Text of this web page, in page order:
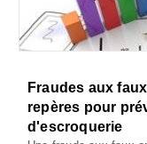
Fraudes aux
repères pour
d'escroquerie